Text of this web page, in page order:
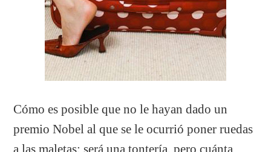
Cómo es posible que no le hayan dado un
premio Nobel al que se le ocurrió poner ruedas
a las maletas; será una tontería, pero cuánta